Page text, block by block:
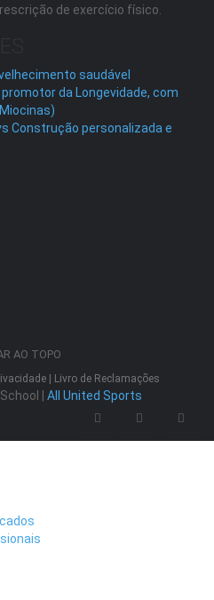
de exercício físico.
saudável
da Longevidade, com
Construção personalizada e
AO TOPO
Livro de Reclamações
| All United Sports